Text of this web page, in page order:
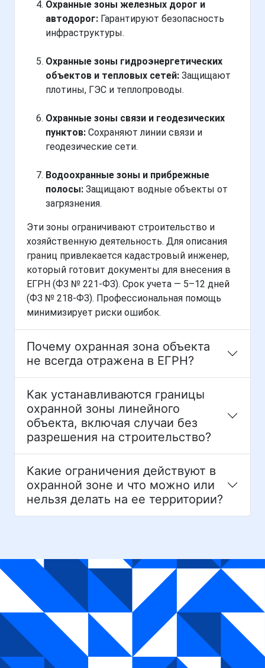
Охранные зоны железных дорог и
автодорог: Гарантируют безопасность
инфраструктуры.
Охранные зоны гидроэнергетических
объектов и тепловых сетей: Защищают
плотины, ГЭС и теплопроводы.
Охранные зоны связи и геодезических
пунктов: Сохраняют линии связи и
геодезические сети.
Водоохранные зоны и прибрежные
полосы: Защищают водные объекты от
загрязнения.
Эти зоны ограничивают строительство и
хозяйственную деятельность. Для описания
границ привлекается кадастровый инженер,
который готовит документы для внесения в
ЕГРН (ФЗ № 221-ФЗ). Срок учета — 5–12 дней
(ФЗ № 218-ФЗ). Профессиональная помощь
минимизирует риски ошибок.
Почему охранная зона объекта
не всегда отражена в ЕГРН?
Как устанавливаются границы
охранной зоны линейного
объекта, включая случаи без
разрешения на строительство?
Какие ограничения действуют в
охранной зоне и что можно или
нельзя делать на ее территории?